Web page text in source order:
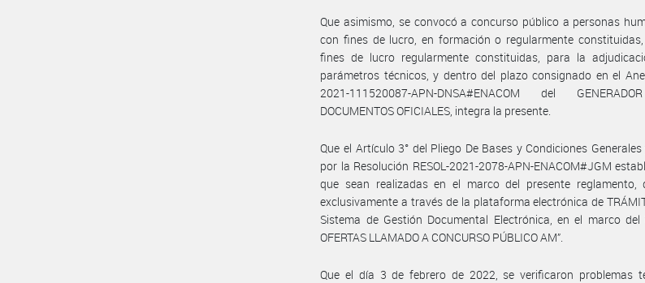
Que asimismo, se convocó a concurso público a personas
con fines de lucro, en formación o regularmente
fines de lucro regularmente constituidas, para la
parámetros técnicos, y dentro del plazo consignado en el
2021-111520087-APN-DNSA#ENACOM del
DOCUMENTOS OFICIALES, integra la presente.
Que el Artículo 3° del Pliego De Bases y Condiciones
por la Resolución RESOL-2021-2078-APN-ENACOM#JGM
que sean realizadas en el marco del presente reglamento,
exclusivamente a través de la plataforma electrónica de
Sistema de Gestión Documental Electrónica, en el marco del
OFERTAS LLAMADO A CONCURSO PÚBLICO AM”.
Que el día 3 de febrero de 2022, se verificaron problemas